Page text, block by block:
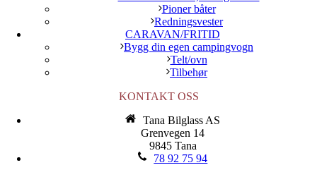
Pioner båter
Redningsvester
CARAVAN/FRITID
Bygg din egen campingvogn
Telt/ovn
Tilbehør
KONTAKT OSS
Tana Bilglass AS
Grenvegen 14
9845 Tana
78 92 75 94